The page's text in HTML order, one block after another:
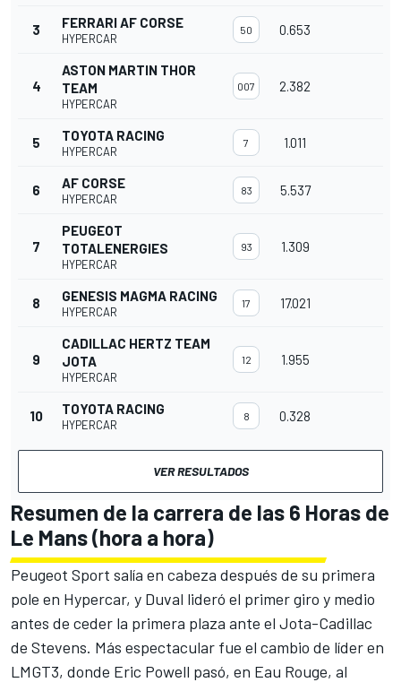
3 FERRARI AF CORSE
HYPERCAR
50 0.653
4
ASTON MARTIN THOR
TEAM
HYPERCAR
007 2.382
5 TOYOTA RACING
HYPERCAR
7 1.011
6 AF CORSE
HYPERCAR
83 5.537
7
PEUGEOT
TOTALENERGIES
HYPERCAR
93 1.309
8 GENESIS MAGMA RACING
HYPERCAR
17 17.021
9
CADILLAC HERTZ TEAM
JOTA
HYPERCAR
12 1.955
10 TOYOTA RACING
HYPERCAR
8 0.328
VER RESULTADOS
Resumen de la carrera de las 6 Horas de
Le Mans (hora a hora)
Peugeot Sport salía en cabeza después de su primera
pole en Hypercar, y Duval lideró el primer giro y medio
antes de ceder la primera plaza ante el Jota-Cadillac
de Stevens. Más espectacular fue el cambio de líder en
LMGT3, donde Eric Powell pasó, en Eau Rouge, al